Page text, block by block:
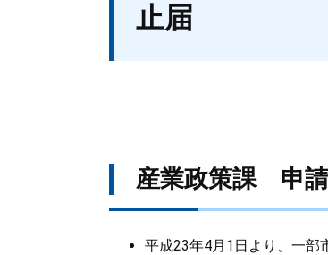
止届
産業政策課 申
平成23年4月1日より、一部